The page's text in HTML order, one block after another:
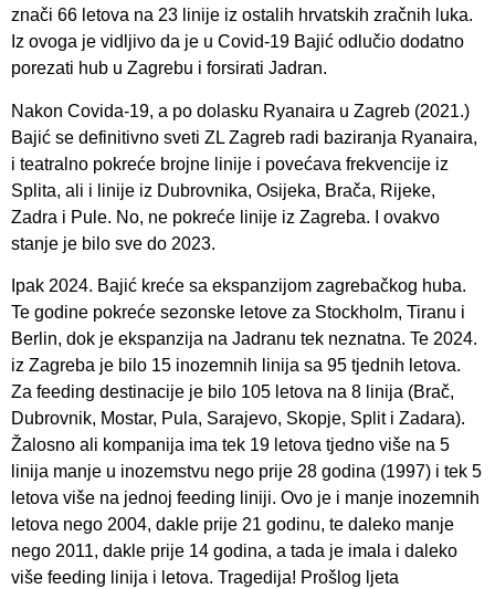
znači 66 letova na 23 linije iz ostalih hrvatskih zračnih luka.
Iz ovoga je vidljivo da je u Covid-19 Bajić odlučio dodatno
porezati hub u Zagrebu i forsirati Jadran.
Nakon Covida-19, a po dolasku Ryanaira u Zagreb (2021.)
Bajić se definitivno sveti ZL Zagreb radi baziranja Ryanaira,
i teatralno pokreće brojne linije i povećava frekvencije iz
Splita, ali i linije iz Dubrovnika, Osijeka, Brača, Rijeke,
Zadra i Pule. No, ne pokreće linije iz Zagreba. I ovakvo
stanje je bilo sve do 2023.
Ipak 2024. Bajić kreće sa ekspanzijom zagrebačkog huba.
Te godine pokreće sezonske letove za Stockholm, Tiranu i
Berlin, dok je ekspanzija na Jadranu tek neznatna. Te 2024.
iz Zagreba je bilo 15 inozemnih linija sa 95 tjednih letova.
Za feeding destinacije je bilo 105 letova na 8 linija (Brač,
Dubrovnik, Mostar, Pula, Sarajevo, Skopje, Split i Zadara).
Žalosno ali kompanija ima tek 19 letova tjedno više na 5
linija manje u inozemstvu nego prije 28 godina (1997) i tek 5
letova više na jednoj feeding liniji. Ovo je i manje inozemnih
letova nego 2004, dakle prije 21 godinu, te daleko manje
nego 2011, dakle prije 14 godina, a tada je imala i daleko
više feeding linija i letova. Tragedija! Prošlog ljeta